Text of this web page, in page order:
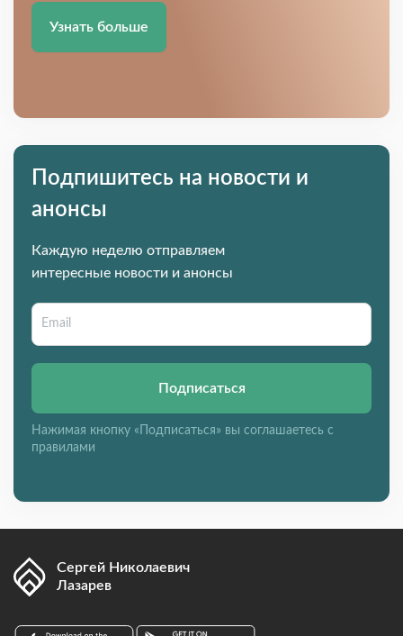
Узнать больше
Подпишитесь на новости и
анонсы
Каждую неделю отправляем
интересные новости и анонсы
Подписаться
Нажимая кнопку «Подписаться» вы соглашаетесь с
правилами
Сергей Николаевич
Лазарев